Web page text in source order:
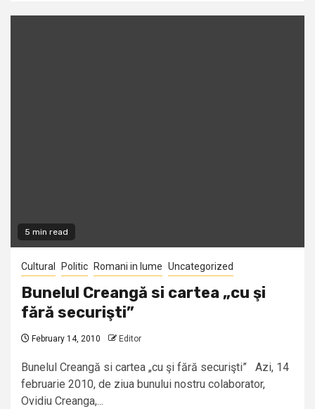
5 min read
Cultural Politic Romani in lume Uncategorized
Bunelul Creangă si cartea „cu şi
fără securişti”
February 14, 2010 Editor
Bunelul Creangă si cartea „cu şi fără securişti” Azi, 14
februarie 2010, de ziua bunului nostru colaborator,
Ovidiu Creanga,...